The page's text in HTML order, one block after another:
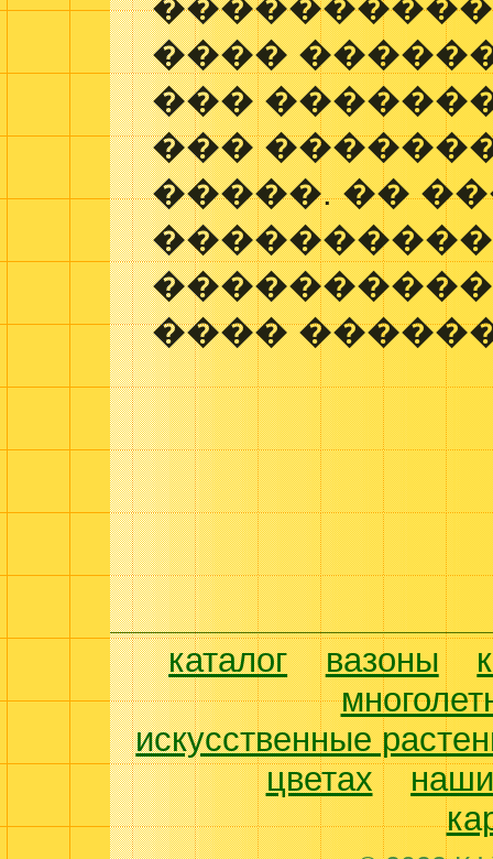
����
���
���
�����. ��
����
каталог вазоны
искусственные
цветах